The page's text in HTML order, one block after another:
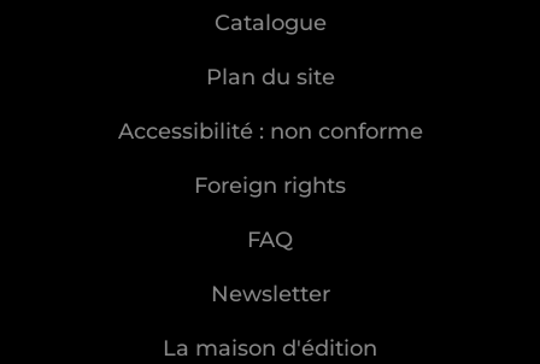
Catalogue
Plan du site
Accessibilité : non conforme
Foreign rights
FAQ
Newsletter
La maison d'édition